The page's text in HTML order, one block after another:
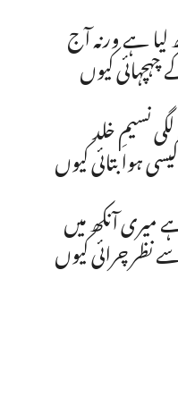
ہے ورنہ آج
چہچہائی کیوں
نسیمِ خلد
ہوا بتائی کیوں
میری آنکھ میں
چرائی کیوں